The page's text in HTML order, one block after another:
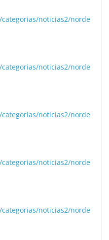
noticias2/norde
noticias2/norde
noticias2/norde
noticias2/norde
noticias2/norde